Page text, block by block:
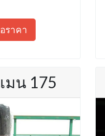
ราคา
น 175